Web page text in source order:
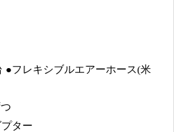
●フレキシブルエアーホース(米
ター